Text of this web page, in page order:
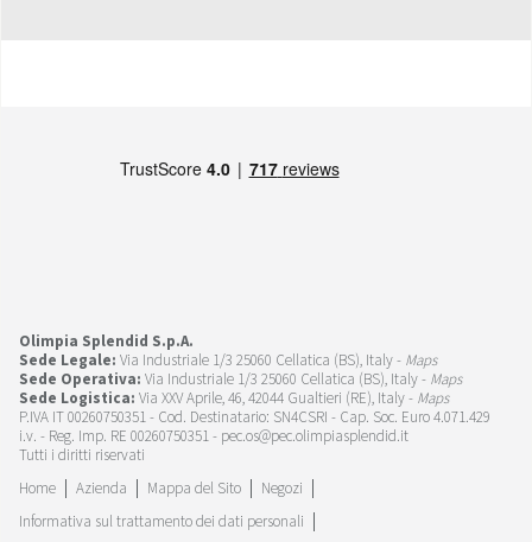
Olimpia Splendid S.p.A.
Sede Legale: Via Industriale 1/3 25060 Cellatica (BS), Italy - Maps
Sede Operativa: Via Industriale 1/3 25060 Cellatica (BS), Italy - Maps
Sede Logistica: Via XXV Aprile, 46, 42044 Gualtieri (RE), Italy - Maps
P.IVA IT 00260750351 - Cod. Destinatario: SN4CSRI - Cap. Soc. Euro 4.071.429
i.v. - Reg. Imp. RE 00260750351 - pec.os@pec.olimpiasplendid.it
Tutti i diritti riservati
Home
Azienda Mappa del Sito
Negozi
Informativa sul trattamento dei dati personali